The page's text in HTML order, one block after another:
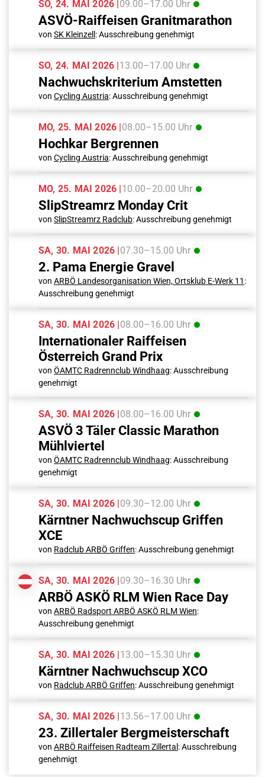
SO, 24. MAI 2026 | 09.00–17.00 Uhr
ASVÖ-Raiffeisen Granitmarathon
von SK Kleinzell : Ausschreibung genehmigt
SO, 24. MAI 2026 | 13.00–17.00 Uhr
Nachwuchskriterium Amstetten
von Cycling Austria: Ausschreibung genehmigt
MO, 25. MAI 2026 | 08.00–15.00 Uhr
Hochkar Bergrennen
von Cycling Austria: Ausschreibung genehmigt
MO, 25. MAI 2026 | 10.00–20.00 Uhr
SlipStreamrz Monday Crit
von SlipStreamrz Radclub: Ausschreibung genehmigt
SA, 30. MAI 2026 | 07.30–15.00 Uhr
2. Pama Energie Gravel
von ARBÖ Landesorganisation Wien, Ortsklub E-Werk 11 :
Ausschreibung genehmigt
SA, 30. MAI 2026 | 08.00–16.00 Uhr
Internationaler Raiffeisen
Österreich Grand Prix
von ÖAMTC Radrennclub Windhaag: Ausschreibung
genehmigt
SA, 30. MAI 2026 | 08.00–16.00 Uhr
ASVÖ 3 Täler Classic Marathon
Mühlviertel
von ÖAMTC Radrennclub Windhaag: Ausschreibung
genehmigt
SA, 30. MAI 2026 | 09.30–12.00 Uhr
Kärntner Nachwuchscup Griffen
XCE
von Radclub ARBÖ Griffen: Ausschreibung genehmigt
SA, 30. MAI 2026 | 09.30–16.30 Uhr
ARBÖ ASKÖ RLM Wien Race Day
von ARBÖ Radsport ARBÖ ASKÖ RLM Wien:
Ausschreibung genehmigt
SA, 30. MAI 2026 | 13.00–15.30 Uhr
Kärntner Nachwuchscup XCO
von Radclub ARBÖ Griffen: Ausschreibung genehmigt
SA, 30. MAI 2026 | 13.56–17.00 Uhr
23. Zillertaler Bergmeisterschaft
von ARBÖ Raiffeisen Radteam Zillertal : Ausschreibung
genehmigt